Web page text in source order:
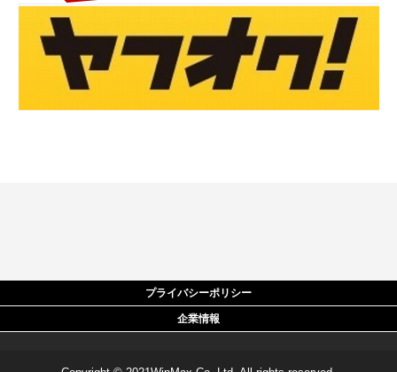
プライバシーポリシー
企業情報